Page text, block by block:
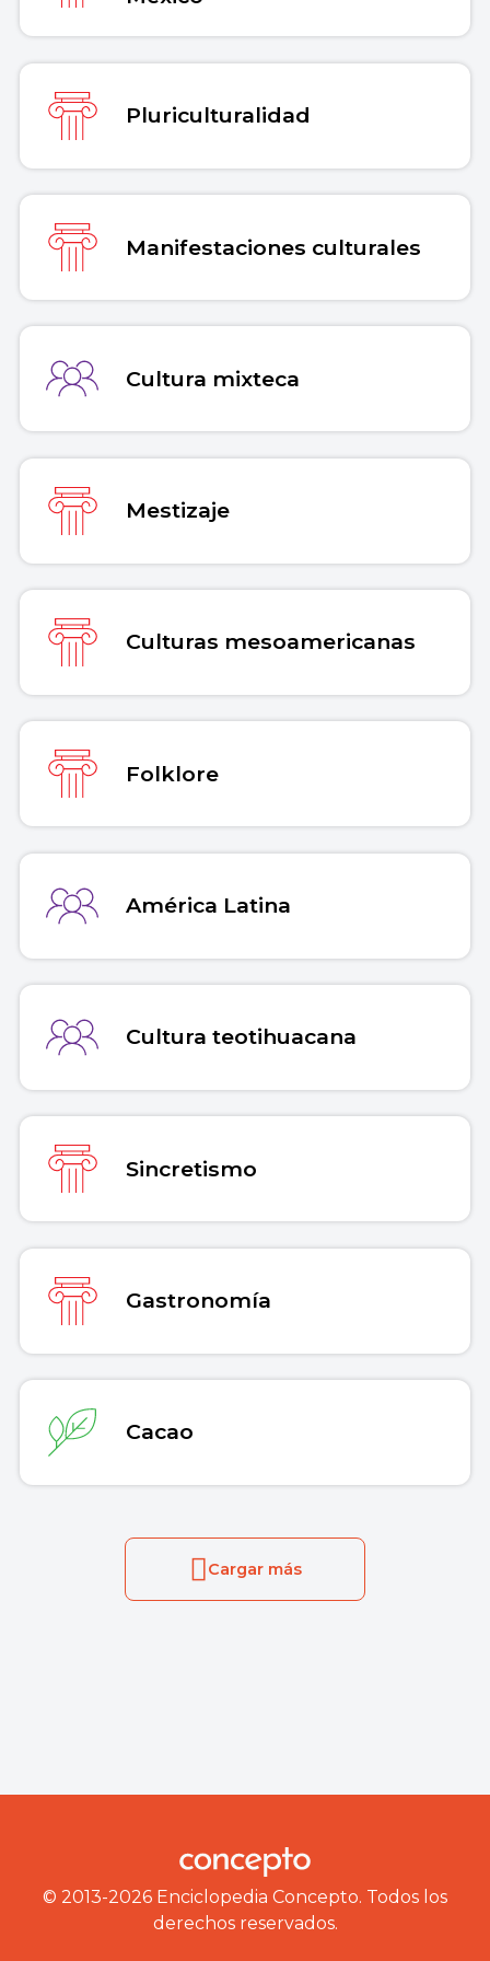
Pluriculturalidad
Manifestaciones culturales
Cultura mixteca
Mestizaje
Culturas mesoamericanas
Folklore
América Latina
Cultura teotihuacana
Sincretismo
Gastronomía
Cacao
Cargar más
© 2013-2026 Enciclopedia Concepto. Todos los
derechos reservados.